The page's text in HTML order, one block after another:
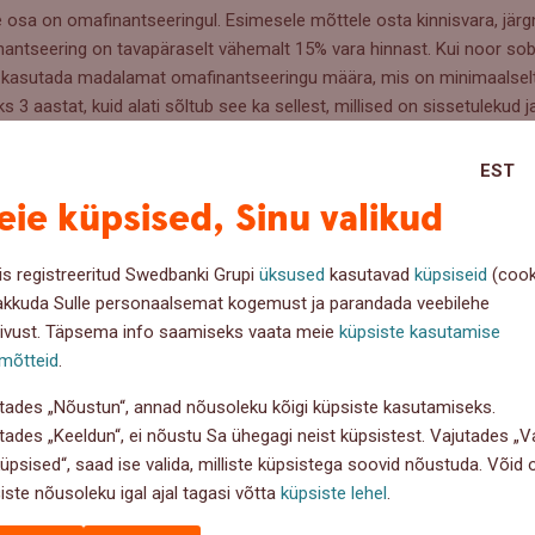
EST
küpsised, Sinu valikud
registreeritud Swedbanki Grupiüksused kasutavadküpsiseid
Sulle personaalsemat kogemust ja parandada veebilehe
Täpsema info saamiseks vaata meieküpsiste kasutamise
.
„Nõustun“, annad nõusoleku kõigi küpsiste kasutamiseks.
„Keeldun“, ei nõustu Sa ühegagi neist küpsistest. Vajutades
saad ise valida, milliste küpsistega soovid nõustuda. Võid
nõusoleku igal ajal tagasi võttaküpsiste lehel.
osa on omafinantseeringul. Esimesele mõttele osta kinnisvara,
on tavapäraselt vähemalt 15% vara hinnast. Kui noor
madalamat omafinantseeringu määra, mis on
3 aastat, kuid alati sõltub see ka sellest, millised on sissetulekud
omafinantseeringuta on võimalik laenu võtta koos
käendus?
et toetada inimesi esimese kodu soetamisel. Käendust
soetajad ning kuni 35-aastased spetsialistid. Viimaste hulka
või kutsehariduse ning on kas töötajad või ettevõtjad.
suurus võib olla kuni 24% laenu tagatise väärtusest, kuid
või eluaseme energiatõhusaks rekonstrueerija sihtgrupis ulatub
ikka laenuvõtja ise, KredEx käendab konkreetset summat ning